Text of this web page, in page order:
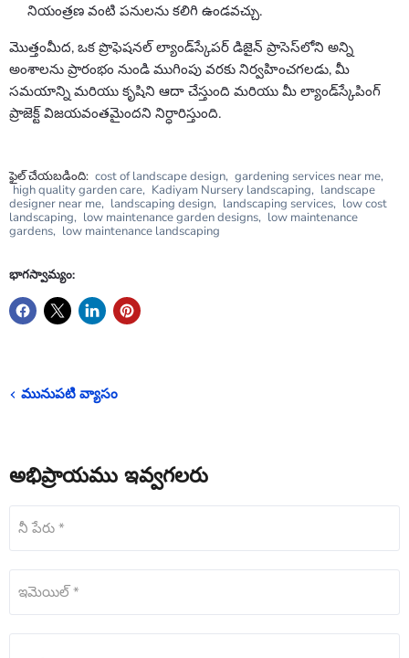
నియంత్రణ వంటి పనులను కలిగి ఉండవచ్చు.
మొత్తంమీద, ఒక ప్రొఫెషనల్ ల్యాండ్‌స్కేపర్ డిజైన్ ప్రాసెస్‌లోని అన్ని
అంశాలను ప్రారంభం నుండి ముగింపు వరకు నిర్వహించగలడు, మీ
సమయాన్ని మరియు కృషిని ఆదా చేస్తుంది మరియు మీ ల్యాండ్‌స్కేపింగ్
ప్రాజెక్ట్ విజయవంతమైందని నిర్ధారిస్తుంది.
ఫైల్ చేయబడింది: cost of landscape design, gardening services near me,
high quality garden care, Kadiyam Nursery landscaping, landscape
designer near me, landscaping design, landscaping services, low cost
landscaping, low maintenance garden designs, low maintenance
gardens, low maintenance landscaping
భాగస్వామ్యం:
మునుపటి వ్యాసం
అభిప్రాయము ఇవ్వగలరు
నీ పేరు *
ఇమెయిల్ *